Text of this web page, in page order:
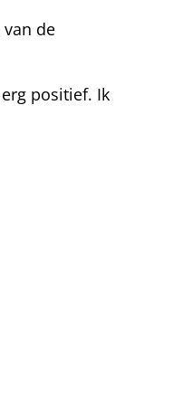
de
positief. Ik